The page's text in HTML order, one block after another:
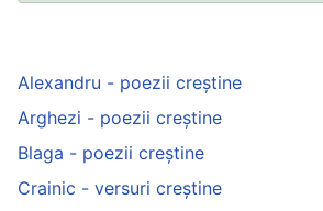
Alexandru - poezii creștine
Arghezi - poezii creștine
Blaga - poezii creștine
Crainic - versuri creștine